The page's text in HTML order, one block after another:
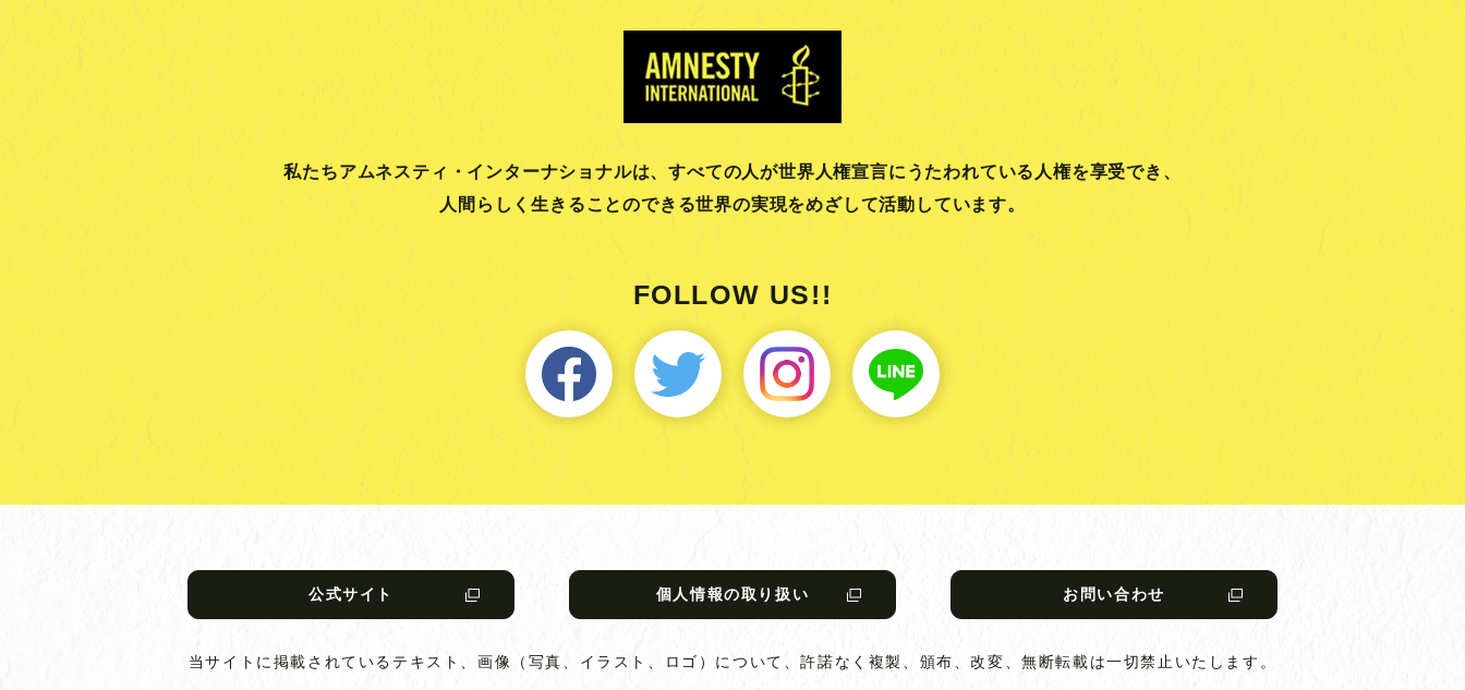
私たちアムネスティ・インターナショナルは、すべての人が世界人権宣言にうたわれている人権を享受でき、
人間らしく生きることのできる世界の実現をめざして活動しています。
FOLLOW US!!
公式サイト 個人情報の取り扱い お問い合わせ
当サイトに掲載されているテキスト、画像（写真、イラスト、ロゴ）について、許諾なく複製、頒布、改変、無断転載は一切禁止いたします。